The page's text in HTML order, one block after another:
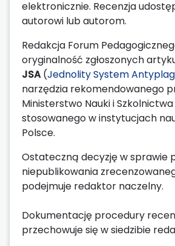
elektronicznie. Recenzja
autorowi lub autorom.
Redakcja Forum
oryginalność zgłoszonych
JSA(Jednolity System
narzędzia rekomendowanego
Ministerstwo Nauki i
stosowanego w instytucjach
Polsce.
Ostateczną decyzję w sprawie
niepublikowania
podejmuje redaktor naczelny.
Dokumentację procedury
przechowuje się w siedzibie